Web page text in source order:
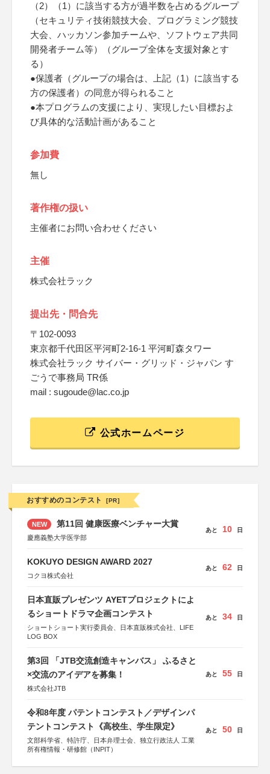
（2）（1）に該当する方が過半数を占めるグループ
（セキュリティ技術競技大会、プログラミング競技
大会、ハッカソン参加チームや、ソフトウェア共同
開発者チーム等）（グループ全体を支援対象とす
る）
●保護者（グループの場合は、上記（1）に該当する
方の保護者）の同意が得られること
●本プログラムの支援により、実現したい目標およ
び具体的な活動計画があること
参加費
無し
著作権の扱い
主催者にお問い合わせください
主催
株式会社ラック
提出先・問合先
〒102-0093
東京都千代田区平河町2-16-1 平河町森タワー
株式会社ラック サイバー・グリッド・ジャパン す
ごうで事務局 TR係
mail : sugoude@lac.co.jp
公式ホームページ
おすすめのコンテスト [PR]
NEW 第11回 健康医療ベンチャー大賞
慶應義塾大学医学部
あと 10 日
KOKUYO DESIGN AWARD 2027
コクヨ株式会社
あと 62 日
日本直販プレゼンツ AYETプロジェクトによ
るショートドラマ企画コンテスト
ショートショート実行委員会、日本直販株式会社、LIFE
LOG BOX
あと 34 日
第3回 「JTB交流創造キャンバス」 ふるさと
×交流のアイデアを募集！
株式会社JTB
あと 55 日
令和8年度 パテントコンテスト／デザインパ
テントコンテスト《高校生、学生限定》
文部科学省、特許庁、日本弁理士会、独立行政法人 工業
所有権情報・研修館（INPIT）
あと 50 日